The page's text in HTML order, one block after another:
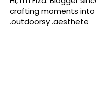
crafting moments
.outdoorsy .aesthete